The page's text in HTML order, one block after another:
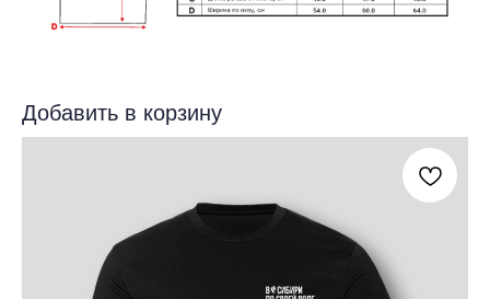
Добавить в корзину